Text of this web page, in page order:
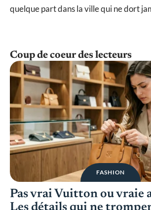
quelque part dans la ville qui ne dort
Coup de coeur des lecteurs
FASHION
Pas vrai Vuitton ou vraie